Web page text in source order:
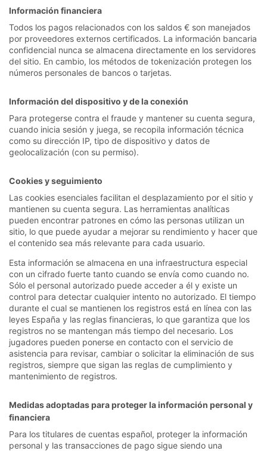
Información financiera
Todos los pagos relacionados con los saldos € son manejados
por proveedores externos certificados. La información bancaria
confidencial nunca se almacena directamente en los servidores
del sitio. En cambio, los métodos de tokenización protegen los
números personales de bancos o tarjetas.
Información del dispositivo y de la conexión
Para protegerse contra el fraude y mantener su cuenta segura,
cuando inicia sesión y juega, se recopila información técnica
como su dirección IP, tipo de dispositivo y datos de
geolocalización (con su permiso).
Cookies y seguimiento
Las cookies esenciales facilitan el desplazamiento por el sitio y
mantienen su cuenta segura. Las herramientas analíticas
pueden encontrar patrones en cómo las personas utilizan un
sitio, lo que puede ayudar a mejorar su rendimiento y hacer que
el contenido sea más relevante para cada usuario.
Esta información se almacena en una infraestructura especial
con un cifrado fuerte tanto cuando se envía como cuando no.
Sólo el personal autorizado puede acceder a él y existe un
control para detectar cualquier intento no autorizado. El tiempo
durante el cual se mantienen los registros está en línea con las
leyes España y las reglas financieras, lo que garantiza que los
registros no se mantengan más tiempo del necesario. Los
jugadores pueden ponerse en contacto con el servicio de
asistencia para revisar, cambiar o solicitar la eliminación de sus
registros, siempre que sigan las reglas de cumplimiento y
mantenimiento de registros.
Medidas adoptadas para proteger la información personal y
financiera
Para los titulares de cuentas español, proteger la información
personal y las transacciones de pago sigue siendo una